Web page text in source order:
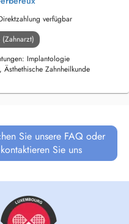
verfügbar
Implantologie
Ästhethische Zahnheilkunde
Sie unsere FAQ oder
kontaktieren Sie uns